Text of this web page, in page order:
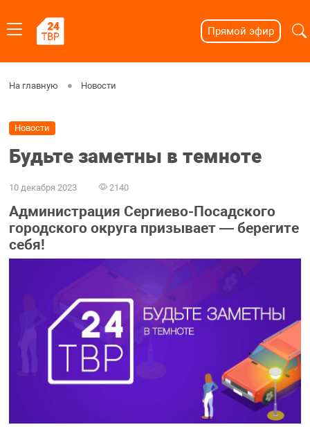
Прямой эфир
На главную Новости
Новости
Будьте заметны в темноте
10 декабря 2023 2140
Администрация Сергиево-Посадского
городского округа призывает — берегите
себя!